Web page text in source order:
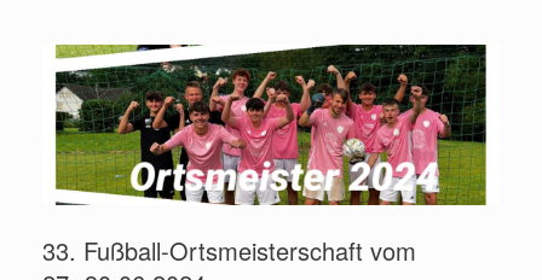
33. Fußball-Ortsmeisterschaft vom